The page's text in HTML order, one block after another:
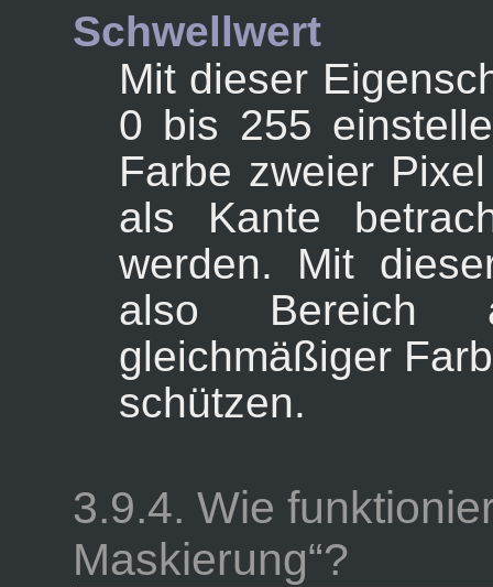
Schwellwert
Mit dieser
0 bis 255
Farbe zweier
als Kante
werden. Mit
also Bereich
gleichmäßiger
schützen.
3.9.4. Wie
Maskierung“?